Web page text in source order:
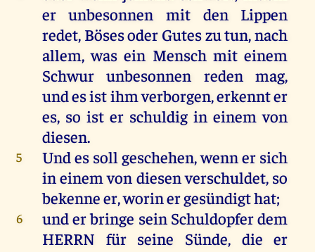
erunbesonnen mit den
Lippen
redet, Bösesoder Guteszutun,nach
allem,was ein Mensch mit einem
Schwurunbesonnen reden mag,
undesistihmverborgen,erkennter
es, so ist er schuldig in einem von
diesen.
5 Undes soll geschehen,wenner sich
ineinem von diesenverschuldet, so
bekenneer,worinergesündigthat;
6 underbringe sein Schuldopferdem
HERRN für seine Sünde, die er